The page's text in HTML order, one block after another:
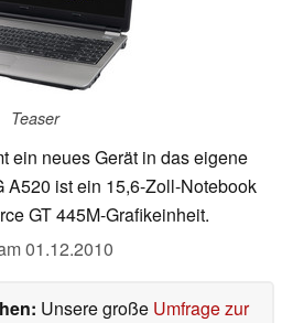
Teaser
ein neues Gerät in das eigene
A520 ist ein 15,6-Zoll-Notebook
GT 445M-Grafikeinheit.
01.12.2010
Unsere große Umfrage zur